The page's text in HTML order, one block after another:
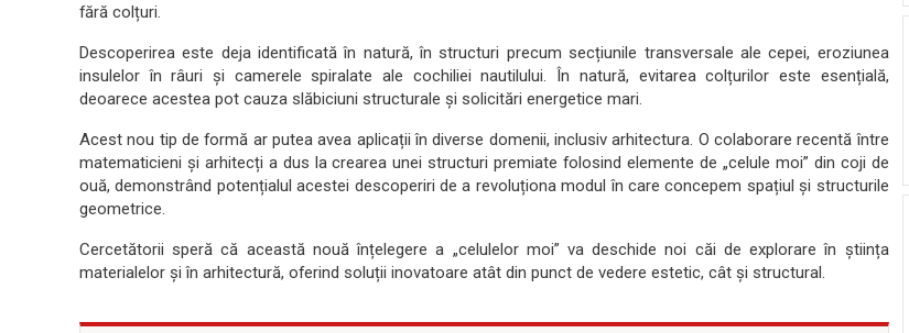
fără colțuri.
Descoperirea este deja identificată în natură, în structuri precum secțiunile transversale ale cepei, eroziunea
insulelor în râuri și camerele spiralate ale cochiliei nautilului. În natură, evitarea colțurilor este esențială,
deoarece acestea pot cauza slăbiciuni structurale și solicitări energetice mari.
Acest nou tip de formă ar putea avea aplicații în diverse domenii, inclusiv arhitectura. O colaborare recentă între
matematicieni și arhitecți a dus la crearea unei structuri premiate folosind elemente de „celule moi” din coji de
ouă, demonstrând potențialul acestei descoperiri de a revoluționa modul în care concepem spațiul și structurile
geometrice.
Cercetătorii speră că această nouă înțelegere a „celulelor moi” va deschide noi căi de explorare în știința
materialelor și în arhitectură, oferind soluții inovatoare atât din punct de vedere estetic, cât și structural.